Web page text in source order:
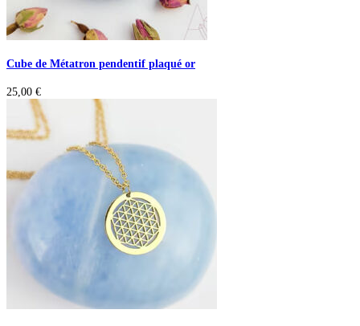
Cube de Métatron pendentif plaqué or
25,00 €